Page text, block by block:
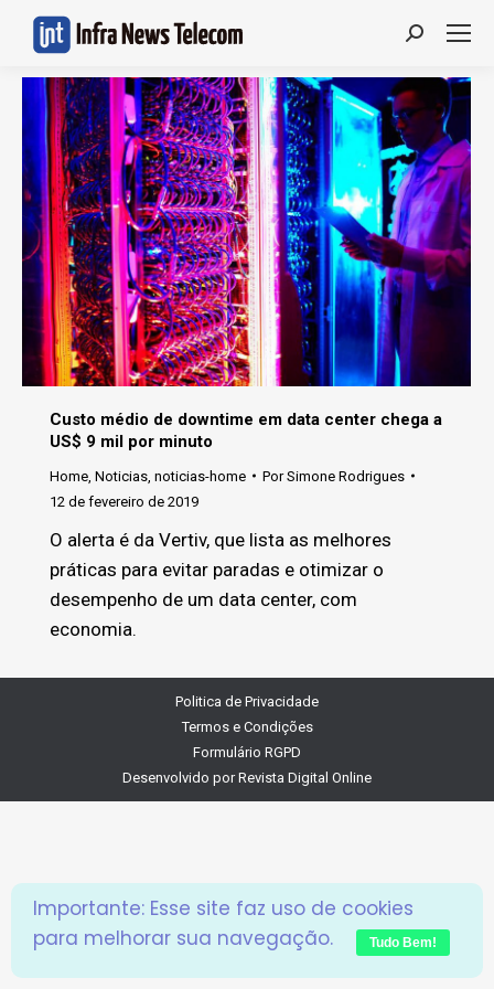
Search:
Custo médio de downtime em data center chega a
US$ 9 mil por minuto
Home Noticias noticias-home PorSimone Rodrigues
12 de fevereiro de 2019
O alerta é da Vertiv, que lista as melhores
práticas para evitar paradas e otimizar o
desempenho de um data center, com
economia.
Politica de Privacidade
Termos e Condições
Formulário RGPD
Desenvolvido porRevista Digital Online
Importante: Esse site faz uso de cookies
para melhorar sua navegação.
Tudo Bem!